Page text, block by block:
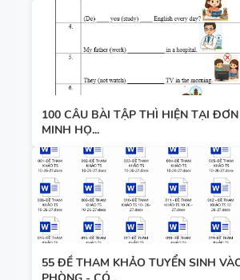
100 CÂU BÀI TẬP THÌ HIỆN TẠI
MINH HỌ...
55 ĐỀ THAM KHẢO TUYỂN SINH